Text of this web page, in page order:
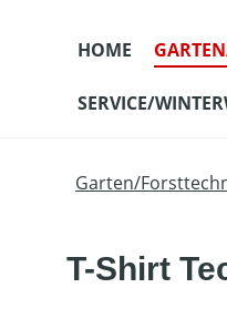
HOME
SERVICE/
Garten/
T-Shirt